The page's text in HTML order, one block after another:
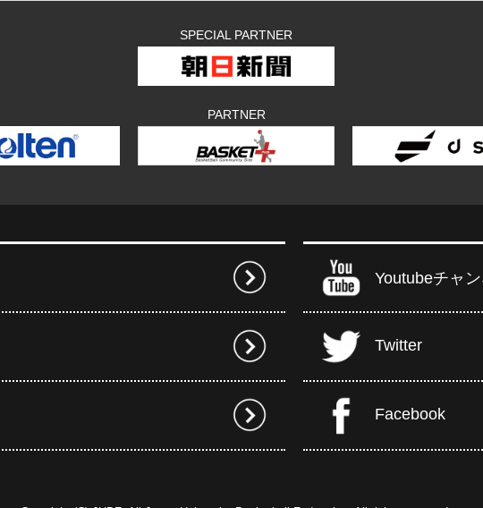
SPECIAL PARTNER
PARTNER
Youtubeチャ
Twitter
Facebook